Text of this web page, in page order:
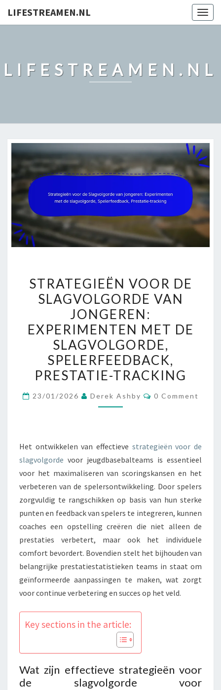
LIFESTREAMEN.NL
LIFESTREAMEN.NL
VOOR
DE
SLAGVOLGORDE
VAN
JONGEREN:
EXPERIMENTEN
MET
DE
SLAGVOLGORDE,
SPELERFEEDBACK,
STRATEGIEËN VOOR DE
SLAGVOLGORDE VAN
JONGEREN:
EXPERIMENTEN MET DE
SLAGVOLGORDE,
SPELERFEEDBACK,
PRESTATIE-TRACKING
23/01/2026 Derek Ashby Comments
0 Comment
Het ontwikkelen van effectieve strategieën voor de
slagvolgorde voor jeugdbasebalteams is essentieel
voor het maximaliseren van scoringskansen en het
verbeteren van de spelersontwikkeling. Door spelers
zorgvuldig te rangschikken op basis van hun sterke
punten en feedback van spelers te integreren, kunnen
coaches een opstelling creëren die niet alleen de
prestaties verbetert, maar ook het individuele
comfort bevordert. Bovendien stelt het bijhouden van
belangrijke prestatiestatistieken teams in staat om
geïnformeerde aanpassingen te maken, wat zorgt
voor continue verbetering en succes op het veld.
Key sections in the article:
Wat zijn effectieve strategieën voor
de slagvolgorde voor